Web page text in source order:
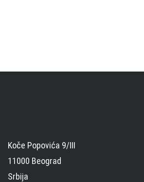
Koče Popovića 9/III
11000 Beograd
Srbija